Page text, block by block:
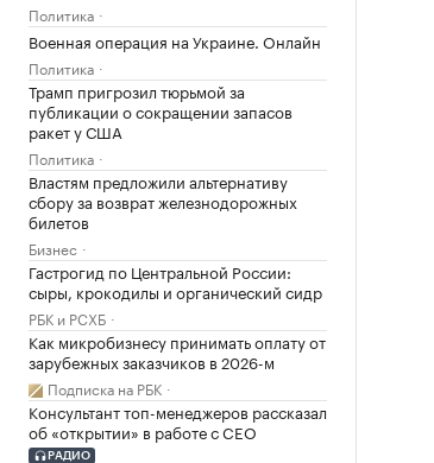
Политика
Военная операция на Украине. Онлайн
Политика
Трамп пригрозил тюрьмой за
публикации о сокращении запасов
ракет у США
Политика
Властям предложили альтернативу
сбору за возврат железнодорожных
билетов
Бизнес
Гастрогид по Центральной России:
сыры, крокодилы и органический сидр
РБК и РСХБ
Как микробизнесу принимать оплату от
зарубежных заказчиков в 2026-м
Подписка на РБК
Консультант топ-менеджеров рассказал
об «открытии» в работе с CEO
РАДИО